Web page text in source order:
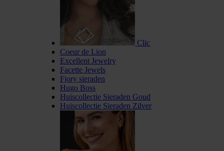
Clic
Coeur de Lion
Excellent Jewelry
Facette Jewels
Fjory sieraden
Hugo Boss
Huiscollectie Sieraden Goud
Huiscollectie Sieraden Zilver